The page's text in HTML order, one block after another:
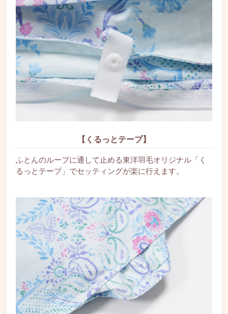
【くるっとテープ】
ふとんのループに通して止める東洋羽毛オリジナル「く
るっとテープ」でセッティングが楽に行えます。